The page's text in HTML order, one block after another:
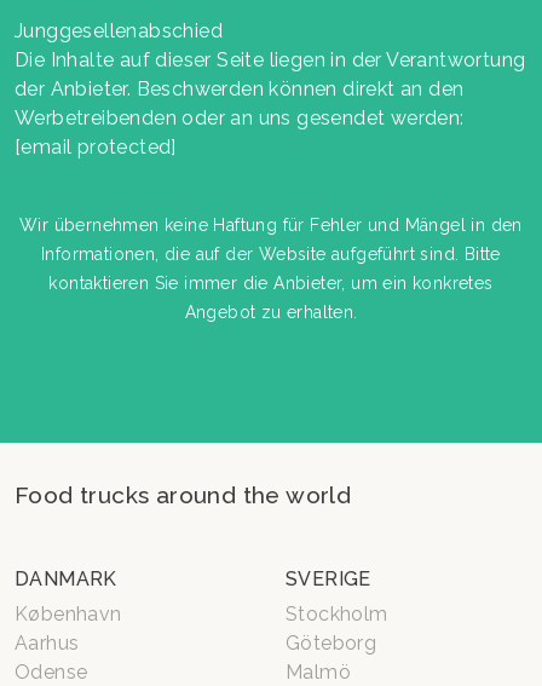
Junggesellenabschied
Die Inhalte auf dieser Seite liegen in der Verantwortung
der Anbieter. Beschwerden können direkt an den
Werbetreibenden oder an uns gesendet werden:
[email protected]
Wir übernehmen keine Haftung für Fehler und Mängel in den
Informationen, die auf der Website aufgeführt sind. Bitte
kontaktieren Sie immer die Anbieter, um ein konkretes
Angebot zu erhalten.
Food trucks around the world
DANMARK
København
Aarhus
Odense
SVERIGE
Stockholm
Göteborg
Malmö